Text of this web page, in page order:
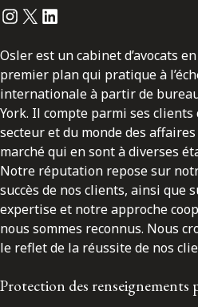
Instagram
Twitter
LinkedIn
Osler est un cabinet d’avocats
premier plan qui pratique à
internationale à partir de
York. Il compte parmi ses clients
secteur et du monde des
marché qui en sont à diverses
Notre réputation repose sur
succès de nos clients, ainsi que
expertise et notre approche
nous sommes reconnus. Nous
le reflet de la réussite de nos
Protection des renseignements